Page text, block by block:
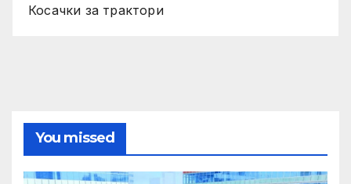
Косачки за трактори
You missed